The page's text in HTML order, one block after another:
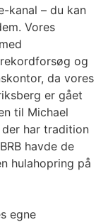
kanal – du kan
Vores
og
da vores
er gået
til Michael
har tradition
havde de
hulahopring på
egne